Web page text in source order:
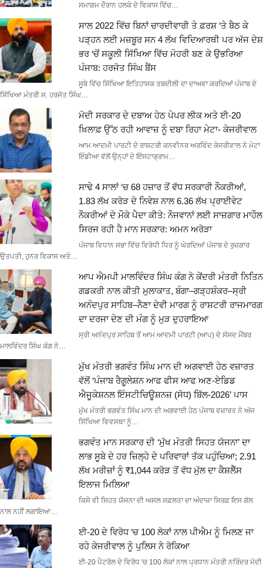
ਸਮਾਗਮ ਦੌਰਾਨ ਹਲਕੇ ਦੇ ਵਿਕਾਸ ਵਿੱਚ…
ਸਾਲ 2022 ਵਿੱਚ ਬਿਨਾਂ ਚਾਰਦੀਵਾਰੀ ਤੇ ਫ਼ਰਸ਼ ‘ਤੇ ਬੈਠ ਕੇ
ਪੜ੍ਹਨ ਲਈ ਮਜ਼ਬੂਰ ਸਨ 4 ਲੱਖ ਵਿਦਿਆਰਥੀ ਪਰ ਅੱਜ ਦੇਸ਼
ਭਰ ‘ਚੋਂ ਸਕੂਲੀ ਸਿੱਖਿਆ ਵਿੱਚ ਮੋਹਰੀ ਬਣ ਕੇ ਉਭਰਿਆ
ਪੰਜਾਬ: ਹਰਜੋਤ ਸਿੰਘ ਬੈਂਸ
ਸੂਬੇ ਵਿੱਚ ਸਿੱਖਿਆ ਇਤਿਹਾਸਕ ਤਬਦੀਲੀ ਦਾ ਦਾਅਵਾ ਕਰਦਿਆਂ ਪੰਜਾਬ ਦੇ
ਸਿੱਖਿਆ ਮੰਤਰੀ ਸ. ਹਰਜੋਤ ਸਿੰਘ…
ਮੋਦੀ ਸਰਕਾਰ ਦੇ ਦਬਾਅ ਹੇਠ ਪੇਪਰ ਲੀਕ ਅਤੇ ਈ-20
ਖ਼ਿਲਾਫ਼ ਉੱਠ ਰਹੀ ਆਵਾਜ਼ ਨੂੰ ਦਬਾ ਰਿਹਾ ਮੇਟਾ- ਕੇਜਰੀਵਾਲ
ਆਮ ਆਦਮੀ ਪਾਰਟੀ ਦੇ ਰਾਸ਼ਟਰੀ ਕਨਵੀਨਰ ਅਰਵਿੰਦ ਕੇਜਰੀਵਾਲ ਨੇ ਮੇਟਾ
ਇੰਡੀਆ ਵੱਲੋਂ ਉਨ੍ਹਾਂ ਦੇ ਇੰਸਟਾਗ੍ਰਾਮ…
ਸਾਢੇ 4 ਸਾਲਾਂ ‘ਚ 68 ਹਜ਼ਾਰ ਤੋਂ ਵੱਧ ਸਰਕਾਰੀ ਨੌਕਰੀਆਂ,
1.83 ਲੱਖ ਕਰੋੜ ਦੇ ਨਿਵੇਸ਼ ਨਾਲ 6.36 ਲੱਖ ਪ੍ਰਾਈਵੇਟ
ਨੌਕਰੀਆਂ ਦੇ ਮੌਕੇ ਪੈਦਾ ਕੀਤੇ: ਨੌਜਵਾਨਾਂ ਲਈ ਸਾਜ਼ਗਾਰ ਮਾਹੌਲ
ਸਿਰਜ ਰਹੀ ਹੈ ਮਾਨ ਸਰਕਾਰ: ਅਮਨ ਅਰੋੜਾ
ਪੰਜਾਬ ਵਿਧਾਨ ਸਭਾ ਵਿੱਚ ਵਿਰੋਧੀ ਧਿਰ ਨੂੰ ਘੇਰਦਿਆਂ ਪੰਜਾਬ ਦੇ ਰੁਜ਼ਗਾਰ
ਉਤਪਤੀ, ਹੁਨਰ ਵਿਕਾਸ ਅਤੇ…
ਆਪ ਐਮਪੀ ਮਾਲਵਿੰਦਰ ਸਿੰਘ ਕੰਗ ਨੇ ਕੇਂਦਰੀ ਮੰਤਰੀ ਨਿਤਿਨ
ਗਡਕਰੀ ਨਾਲ ਕੀਤੀ ਮੁਲਾਕਾਤ, ਬੰਗਾ–ਗੜ੍ਹਸ਼ੰਕਰ–ਸ੍ਰੀ
ਅਨੰਦਪੁਰ ਸਾਹਿਬ–ਨੈਣਾ ਦੇਵੀ ਮਾਰਗ ਨੂੰ ਰਾਸ਼ਟਰੀ ਰਾਜਮਾਰਗ
ਦਾ ਦਰਜਾ ਦੇਣ ਦੀ ਮੰਗ ਨੂੰ ਮੁੜ ਦੁਹਰਾਇਆ
ਸ੍ਰੀ ਅਨੰਦਪੁਰ ਸਾਹਿਬ ਤੋਂ ਆਮ ਆਦਮੀ ਪਾਰਟੀ (ਆਪ) ਦੇ ਸੰਸਦ ਮੈਂਬਰ
ਮਾਲਵਿੰਦਰ ਸਿੰਘ ਕੰਗ ਨੇ…
ਮੁੱਖ ਮੰਤਰੀ ਭਗਵੰਤ ਸਿੰਘ ਮਾਨ ਦੀ ਅਗਵਾਈ ਹੇਠ ਵਜ਼ਾਰਤ
ਵੱਲੋਂ ‘ਪੰਜਾਬ ਰੈਗੂਲੇਸ਼ਨ ਆਫ ਫੀਸ ਆਫ ਅਣ-ਏਡਿਡ
ਐਜੂਕੇਸ਼ਨਲ ਇੰਸਟੀਚਿਊਸ਼ਨਜ਼ (ਸੋਧ) ਬਿੱਲ-2026’ ਪਾਸ
ਮੁੱਖ ਮੰਤਰੀ ਭਗਵੰਤ ਸਿੰਘ ਮਾਨ ਦੀ ਅਗਵਾਈ ਹੇਠ ਪੰਜਾਬ ਵਜ਼ਾਰਤ ਨੇ ਅੱਜ
ਸਿੱਖਿਆ ਵਿਵਸਥਾ ਨੂੰ…
ਭਗਵੰਤ ਮਾਨ ਸਰਕਾਰ ਦੀ ‘ਮੁੱਖ ਮੰਤਰੀ ਸਿਹਤ ਯੋਜਨਾ’ ਦਾ
ਲਾਭ ਸੂਬੇ ਦੇ ਹਰ ਜ਼ਿਲ੍ਹੇ ਦੇ ਪਰਿਵਾਰਾਂ ਤੱਕ ਪਹੁੰਚਿਆ; 2.91
ਲੱਖ ਮਰੀਜ਼ਾਂ ਨੂੰ ₹1,044 ਕਰੋੜ ਤੋਂ ਵੱਧ ਮੁੱਲ ਦਾ ਕੈਸ਼ਲੈੱਸ
ਇਲਾਜ ਮਿਲਿਆ
ਕਿਸੇ ਵੀ ਸਿਹਤ ਯੋਜਨਾ ਦੀ ਅਸਲ ਸਫ਼ਲਤਾ ਦਾ ਅੰਦਾਜ਼ਾ ਸਿਰਫ਼ ਇਸ ਗੱਲ
ਨਾਲ ਨਹੀਂ ਲਗਾਇਆ…
ਈ-20 ਦੇ ਵਿਰੋਧ ‘ਚ 100 ਲੋਕਾਂ ਨਾਲ ਪੀਐਮ ਨੂੰ ਮਿਲਣ ਜਾ
ਰਹੇ ਕੇਜਰੀਵਾਲ ਨੂੰ ਪੁਲਿਸ ਨੇ ਰੋਕਿਆ
ਈ-20 ਪੈਟਰੋਲ ਦੇ ਵਿਰੋਧ 'ਚ 100 ਲੋਕਾਂ ਨਾਲ ਪ੍ਰਧਾਨ ਮੰਤਰੀ ਨਰਿੰਦਰ ਮੋਦੀ